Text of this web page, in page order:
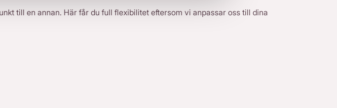
till en annan. Här får du full flexibilitet eftersom vi anpassar oss till dina